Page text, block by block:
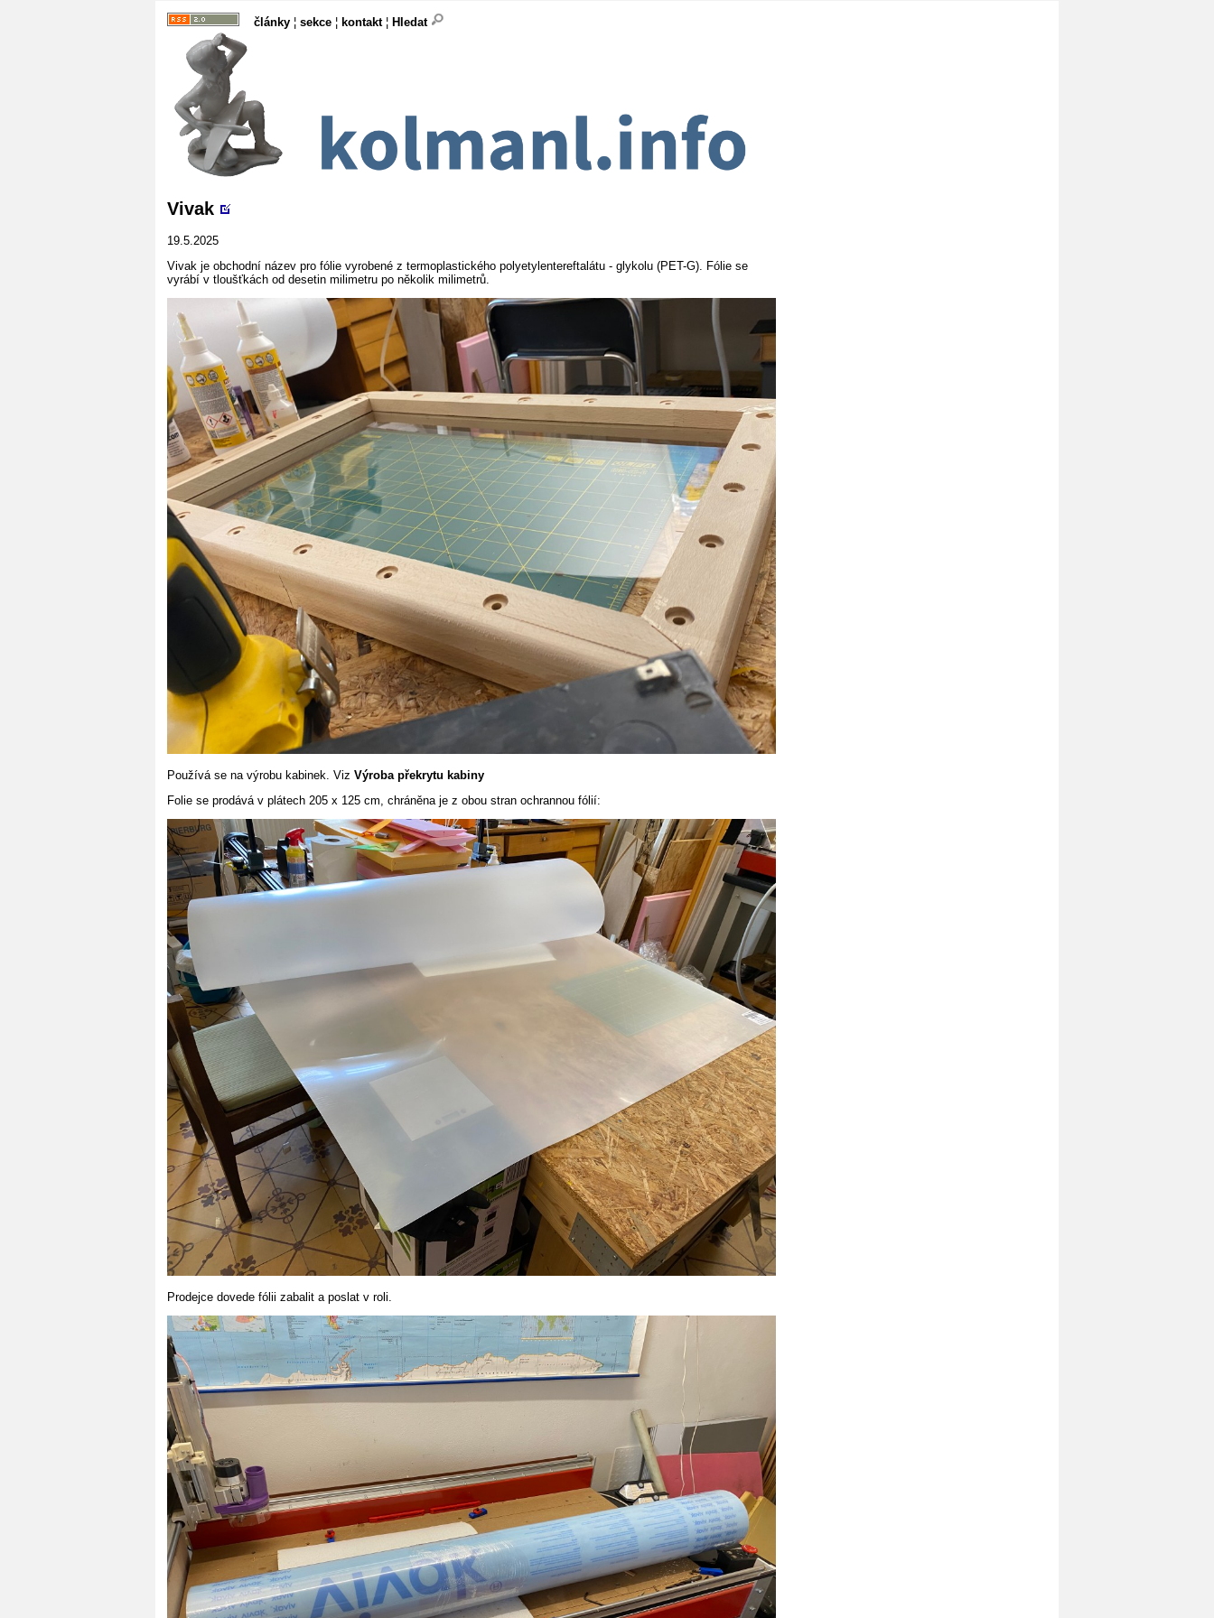
články ¦ sekce ¦ kontakt¦ Hledat
Vivak
19.5.2025
Vivak je obchodní název pro fólie vyrobené z termoplastického polyetylentereftalátu - glykolu (PET-G). Fólie se
vyrábí v tloušťkách od desetin milimetru po několik milimetrů.
Používá se na výrobu kabinek. Viz Výroba překrytu kabiny
Folie se prodává v plátech 205 x 125 cm, chráněna je z obou stran ochrannou fólií:
Prodejce dovede fólii zabalit a poslat v roli.